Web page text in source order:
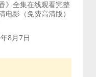
香》全集在线观看完整
电影（免费高清版）
8月7日